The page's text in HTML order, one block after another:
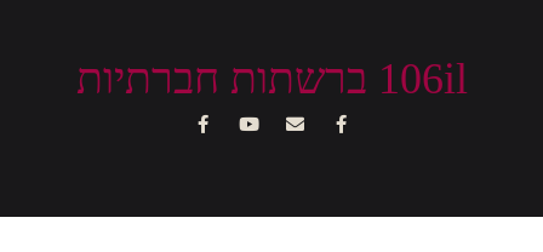
106il ברשתות חברתיות